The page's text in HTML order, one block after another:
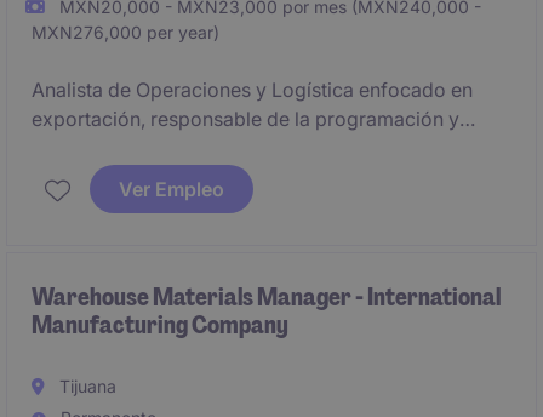
MXN20,000 - MXN23,000 por mes (MXN240,000 -
MXN276,000 per year)
Analista de Operaciones y Logística enfocado en
exportación, responsable de la programación y
de inventarios y coordinación con planta, clientes y
transportistas. Asegura el cumplimiento de KPI's,
en un entorno dinámico y de alta presión.
Ver Empleo
Warehouse Materials Manager - International
Manufacturing Company
Tijuana